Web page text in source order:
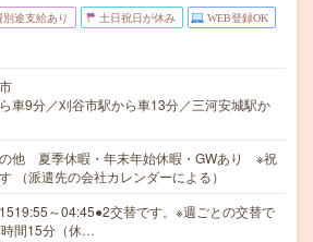
別途支給あり 土日祝日が休み WEB登録OK
車9分／刈谷市駅から車13分／三河安城駅か
他 夏季休暇・年末年始休暇・GWあり ※祝
（派遣先の会社カレンダーによる）
～04:45●2交替です。※週ごとの交替で
間15分（休…